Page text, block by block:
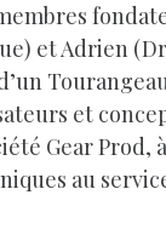
et Adrien
et
Gear Prod,
au